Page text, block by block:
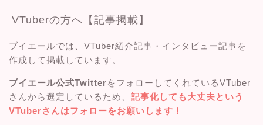
VTuberの方へ【記事掲載】
ブイエールでは、VTuber紹介記事・インタビュー記事を
作成して掲載しています。
ブイエール公式TwitterをフォローしてくれているVTuber
さんから選定しているため、 記事化しても大丈夫という
VTuberさんはフォローをお願いします！